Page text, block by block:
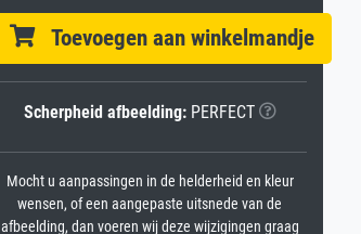
Toevoegen aan winkelmandje
Scherpheid afbeelding:PERFECT
Mocht u aanpassingen in de helderheid en kleur
wensen, of een aangepaste uitsnede van de
afbeelding, dan voeren wij deze wijzigingen graag